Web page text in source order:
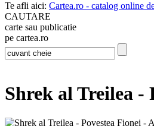
Te afli aici: Cartea.ro - catalog online
CAUTARE
carte sau publicatie
pe cartea.ro
Shrek al Treilea -